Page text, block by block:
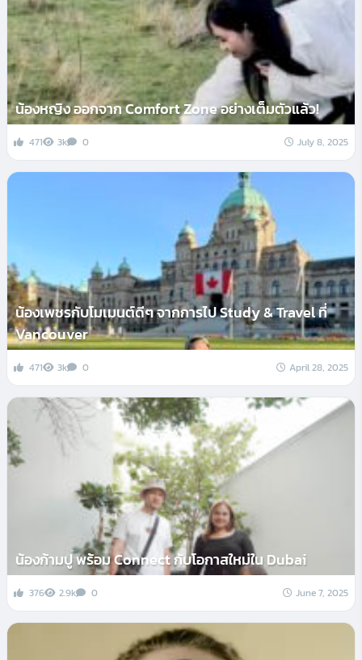
น้องหญิง ออกจาก Comfort Zone อย่างเต็มตัวแล้ว!
471 3k 0 July 8, 2025
น้องเพชรกับโมเมนต์ดีๆ จากการไป Study & Travel ที่
Vancouver
471 3k 0 April 28, 2025
น้องก้ามปู พร้อม Connect กับโอกาสใหม่ใน Dubai
376 2.9k 0 June 7, 2025